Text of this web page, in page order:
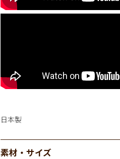
日本製
素材・サイズ